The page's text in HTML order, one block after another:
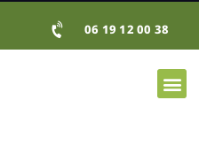
06 19 12 00 38